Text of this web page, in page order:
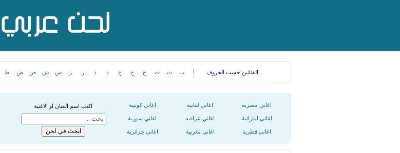
الفنانين حسب الحروف أ ب ت ث ج ح خ د ذ ر ز س ش ص ض ط
اغاني مصرية اغاني لبنانيه اغاني كويتية اكتب اسم الفنان او الاغنية
اغاني اماراتية اغاني عراقيه اغاني سورية
اغاني قطرية اغاني مغربية اغاني جزائرية